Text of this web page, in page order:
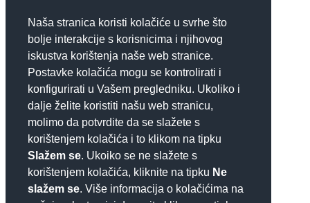
Naša stranica koristi kolačiće u svrhe što
bolje interakcije s korisnicima i njihovog
iskustva korištenja naše web stranice.
Postavke kolačića mogu se kontrolirati i
konfigurirati u Vašem pregledniku. Ukoliko i
dalje želite koristiti našu web stranicu,
molimo da potvrdite da se slažete s
korištenjem kolačića i to klikom na tipku
Slažem se. Ukoiko se ne slažete s
korištenjem kolačića, kliknite na tipku Ne
slažem se. Više informacija o kolačićima na